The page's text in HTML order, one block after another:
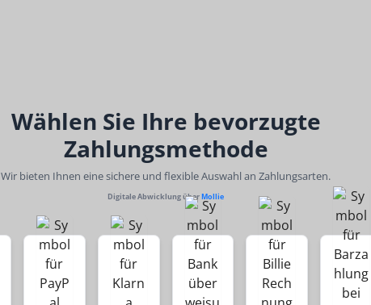
Wählen Sie Ihre bevorzugte
Zahlungsmethode
Wir bieten Ihnen eine sichere und flexible Auswahl an Zahlungsarten.
Digitale Abwicklung überMollie